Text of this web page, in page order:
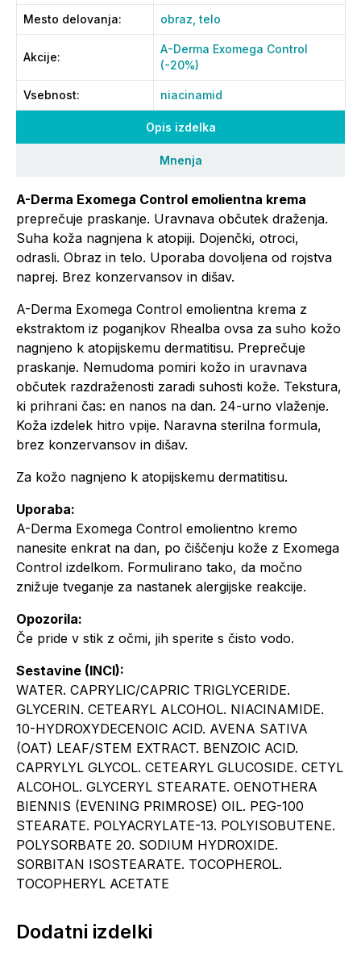
Opis izdelka
Mnenja
A-Derma Exomega Control emolientna krema
preprečuje praskanje. Uravnava občutek draženja.
Suha koža nagnjena k atopiji. Dojenčki, otroci,
odrasli. Obraz in telo. Uporaba dovoljena od rojstva
naprej. Brez konzervansov in dišav.
A-Derma Exomega Control emolientna krema z
ekstraktom iz poganjkov Rhealba ovsa za suho kožo
nagnjeno k atopijskemu dermatitisu. Preprečuje
praskanje. Nemudoma pomiri kožo in uravnava
občutek razdraženosti zaradi suhosti kože. Tekstura,
ki prihrani čas: en nanos na dan. 24-urno vlaženje.
Koža izdelek hitro vpije. Naravna sterilna formula,
brez konzervansov in dišav.
Za kožo nagnjeno k atopijskemu dermatitisu.
Uporaba:
A-Derma Exomega Control emolientno kremo
nanesite enkrat na dan, po čiščenju kože z Exomega
Control izdelkom. Formulirano tako, da močno
znižuje tveganje za nastanek alergijske reakcije.
Opozorila:
Če pride v stik z očmi, jih sperite s čisto vodo.
Sestavine (INCI):
WATER. CAPRYLIC/CAPRIC TRIGLYCERIDE.
GLYCERIN. CETEARYL ALCOHOL. NIACINAMIDE.
10-HYDROXYDECENOIC ACID. AVENA SATIVA
(OAT) LEAF/STEM EXTRACT. BENZOIC ACID.
CAPRYLYL GLYCOL. CETEARYL GLUCOSIDE. CETYL
ALCOHOL. GLYCERYL STEARATE. OENOTHERA
BIENNIS (EVENING PRIMROSE) OIL. PEG-100
STEARATE. POLYACRYLATE-13. POLYISOBUTENE.
POLYSORBATE 20. SODIUM HYDROXIDE.
SORBITAN ISOSTEARATE. TOCOPHEROL.
TOCOPHERYL ACETATE
Dodatni izdelki
Mesto delovanja: obraz,telo
Akcije:
A-Derma Exomega Control
(-20%)
Vsebnost: niacinamid